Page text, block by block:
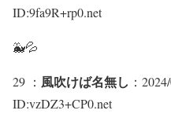
ID:9fa9R+rp0.net
🐳💦
29 ： 風吹けば名無し ：
ID:vzDZ3+CP0.net